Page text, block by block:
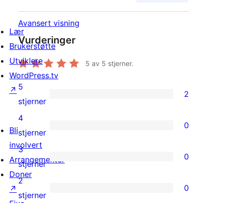
Avansert visning
Vurderinger
5 av 5 stjerner.
2
5-
star
reviews
5
stjerner
2
0
4-
star
reviews
4
stjerner
0
0
3-
star
3
stjerner
0
0
2
stjerner
0
Lær
Brukerstøtte
Utviklere
WordPress.tv
↗
Bli
involvert
Arrangementer
Doner
↗